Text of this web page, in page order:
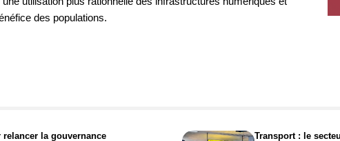
des populations.
la gouvernance Transport : le